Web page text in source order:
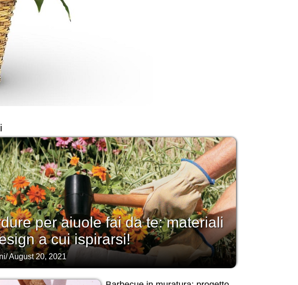
per aiuole fai da te: materiali
a cui ispirarsi!
/August 20, 2021